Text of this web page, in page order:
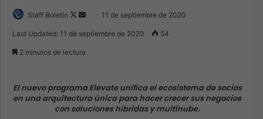
Staff Boletín
Follow
Send 11 de septiembre de 2020
Last Updated: 11 de septiembre de 2020 54
2 minutos de lectura
El nuevo programa Elevate unifica el ecosistema de socios
en una arquitectura única para hacer crecer sus negocios
con soluciones híbridas y multinube.